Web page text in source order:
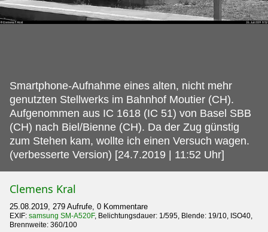
Smartphone-Aufnahme eines alten, nicht mehr
genutzten Stellwerks im Bahnhof Moutier (CH).
Aufgenommen aus IC 1618 (IC 51) von Basel SBB
(CH) nach Biel/Bienne (CH). Da der Zug günstig
zum Stehen kam, wollte ich einen Versuch wagen.
(verbesserte Version) [24.7.2019 | 11:52 Uhr]
Clemens Kral
25.08.2019, 279 Aufrufe, 0 Kommentare
EXIF: samsung SM-A520F, Belichtungsdauer: 1/595, Blende: 19/10, ISO40,
Brennweite: 360/100